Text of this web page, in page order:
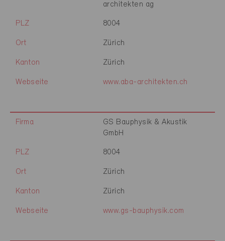
architekten ag
PLZ 8004
Ort Zürich
Kanton Zürich
Webseite www.aba-architekten.ch
Firma
GS Bauphysik & Akustik
GmbH
PLZ 8004
Ort Zürich
Kanton Zürich
Webseite www.gs-bauphysik.com